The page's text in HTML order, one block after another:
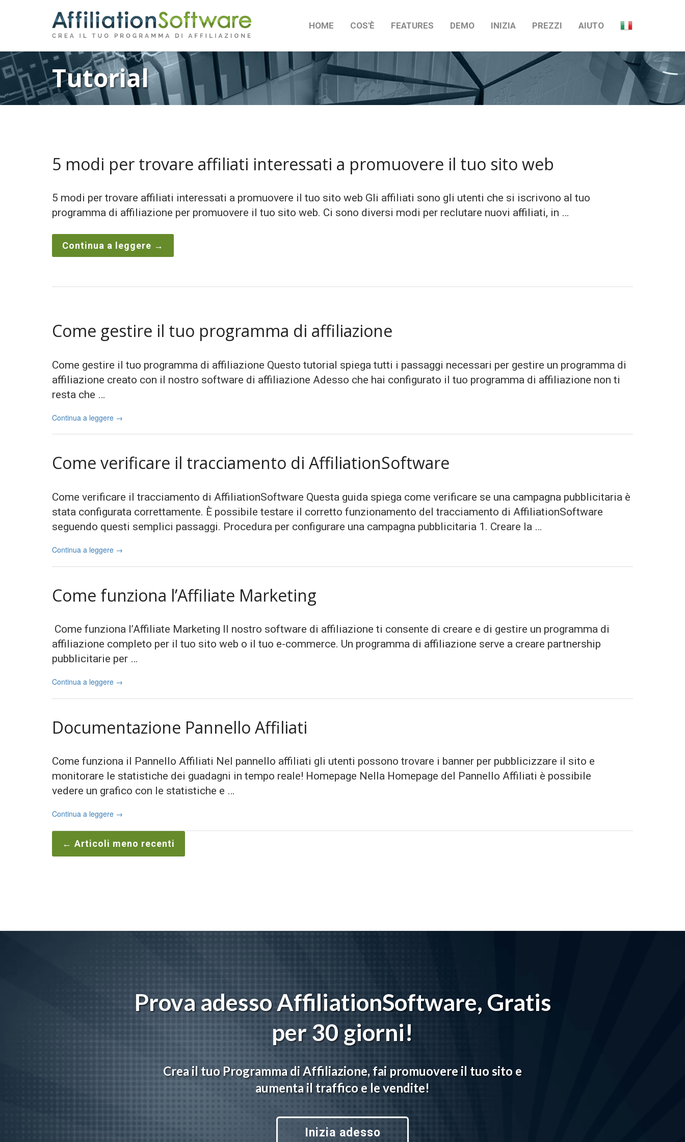
HOME COS'È FEATURES DEMO INIZIA PREZZI AIUTO
Tutorial
5 modi per trovare affiliati interessati a promuovere il tuo sito web
5 modi per trovare affiliati interessati a promuovere il tuo sito web Gli affiliati sono gli utenti che si iscrivono al tuo
programma di affiliazione per promuovere il tuo sito web. Ci sono diversi modi per reclutare nuovi affiliati, in …
Continua a leggere →
Come gestire il tuo programma di affiliazione
Come gestire il tuo programma di affiliazione Questo tutorial spiega tutti i passaggi necessari per gestire un programma di
affiliazione creato con il nostro software di affiliazione Adesso che hai configurato il tuo programma di affiliazione non ti
resta che …
Continua a leggere →
Come verificare il tracciamento di AffiliationSoftware
Come verificare il tracciamento di AffiliationSoftware Questa guida spiega come verificare se una campagna pubblicitaria è
stata configurata correttamente. È possibile testare il corretto funzionamento del tracciamento di AffiliationSoftware
seguendo questi semplici passaggi. Procedura per configurare una campagna pubblicitaria 1. Creare la …
Continua a leggere →
Come funziona l’Affiliate Marketing
Come funziona l’Affiliate Marketing Il nostro software di affiliazione ti consente di creare e di gestire un programma di
affiliazione completo per il tuo sito web o il tuo e-commerce. Un programma di affiliazione serve a creare partnership
pubblicitarie per …
Continua a leggere →
Documentazione Pannello Affiliati
Come funziona il Pannello Affiliati Nel pannello affiliati gli utenti possono trovare i banner per pubblicizzare il sito e
monitorare le statistiche dei guadagni in tempo reale! Homepage Nella Homepage del Pannello Affiliati è possibile
vedere un grafico con le statistiche e …
Continua a leggere →
Navigazione
← Articoli meno recenti
Prova adesso AffiliationSoftware, Gratis
per 30 giorni!
Crea il tuo Programma di Affiliazione, fai promuovere il tuo sito e
aumenta il traffico e le vendite!
Inizia adesso